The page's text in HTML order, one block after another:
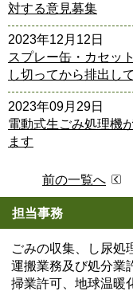
対する意見募集
2023年12月12日
スプレー缶・カセッ
し切ってから排出し
2023年09月29日
電動式生ごみ処理機
ます
前の一覧へ
担当事務
ごみの収集、し尿処
運搬業務及び処分業
掃業許可、地球温暖